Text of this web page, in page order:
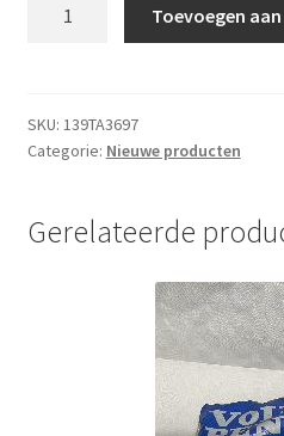
Toevoegen
SKU: 139TA3697
Categorie: Nieuwe producten
Gerelateerde